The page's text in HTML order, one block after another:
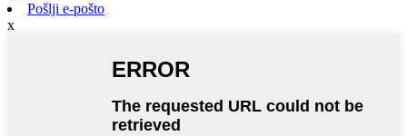
Pošlji e-pošto
x